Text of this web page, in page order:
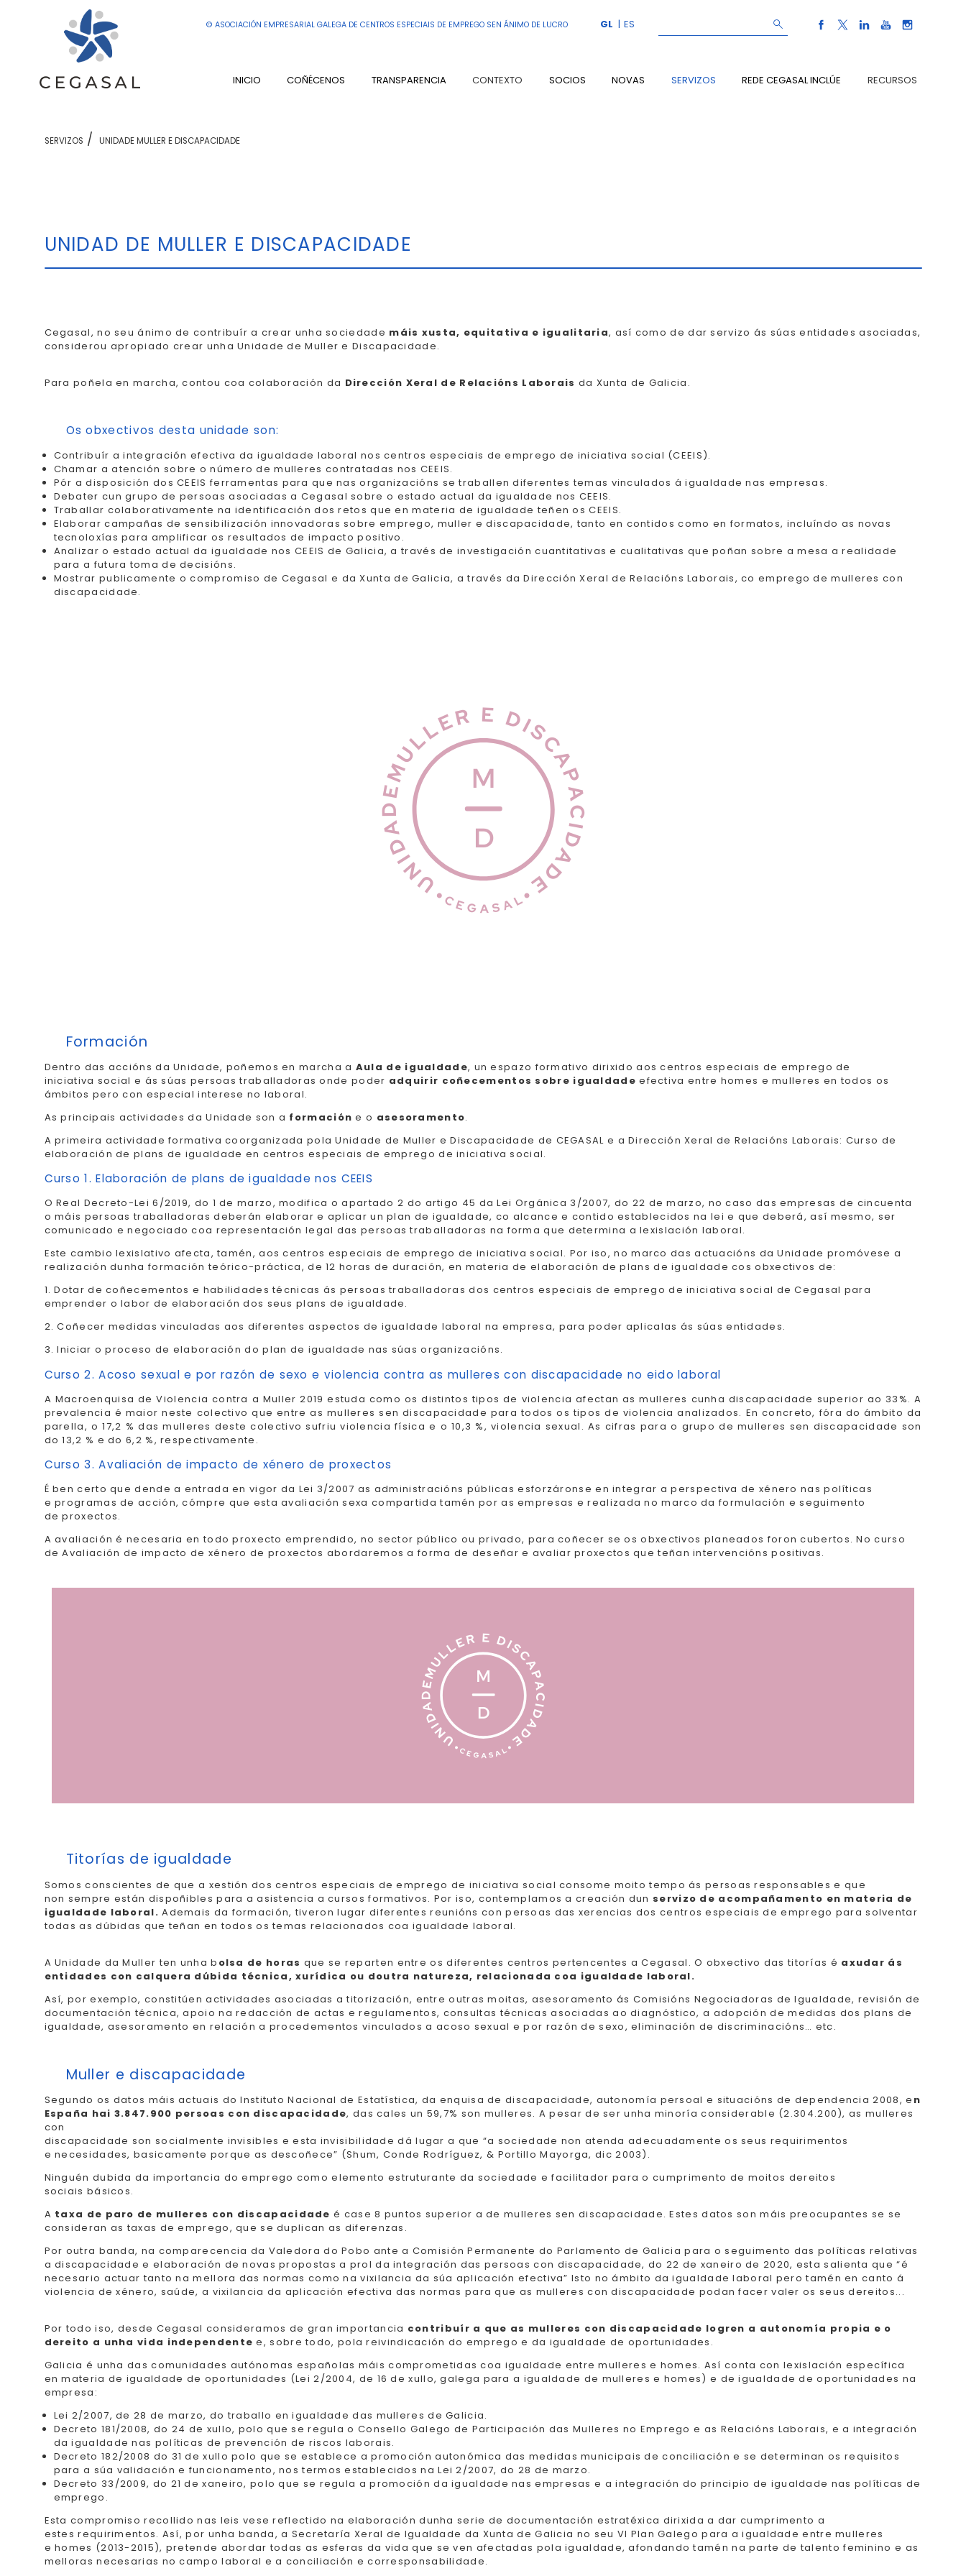
© ASOCIACIÓN EMPRESARIAL GALEGA DE CENTROS ESPECIAIS DE EMPREGO SEN ÁNIMO DE LUCRO GL ES
INICIO COÑÉCENOS TRANSPARENCIA CONTEXTO SOCIOS NOVAS SERVIZOS REDE CEGASAL INCLÚE RECURSOS
SERVIZOS UNIDADE MULLER E DISCAPACIDADE
UNIDAD DE MULLER E DISCAPACIDADE
Cegasal, no seu ánimo de contribuír a crear unha sociedade máis xusta, equitativa e igualitaria, así como de dar servizo ás súas entidades asociadas,
considerou apropiado crear unha Unidade de Muller e Discapacidade.
Para poñela en marcha, contou coa colaboración da Dirección Xeral de Relacións Laborais da Xunta de Galicia.
Os obxectivos desta unidade son:
Contribuír a integración efectiva da igualdade laboral nos centros especiais de emprego de iniciativa social (CEEIS).
Chamar a atención sobre o número de mulleres contratadas nos CEEIS.
Pór a disposición dos CEEIS ferramentas para que nas organizacións se traballen diferentes temas vinculados á igualdade nas empresas.
Debater cun grupo de persoas asociadas a Cegasal sobre o estado actual da igualdade nos CEEIS.
Traballar colaborativamente na identificación dos retos que en materia de igualdade teñen os CEEIS.
Elaborar campañas de sensibilización innovadoras sobre emprego, muller e discapacidade, tanto en contidos como en formatos, incluíndo as novas
tecnoloxías para amplificar os resultados de impacto positivo.
Analizar o estado actual da igualdade nos CEEIS de Galicia, a través de investigación cuantitativas e cualitativas que poñan sobre a mesa a realidade
para a futura toma de decisións.
Mostrar publicamente o compromiso de Cegasal e da Xunta de Galicia, a través da Dirección Xeral de Relacións Laborais, co emprego de mulleres con
discapacidade.
Formación
Dentro das accións da Unidade, poñemos en marcha a Aula de igualdade, un espazo formativo dirixido aos centros especiais de emprego de
iniciativa social e ás súas persoas traballadoras onde poder adquirir coñecementos sobre igualdade efectiva entre homes e mulleres en todos os
ámbitos pero con especial interese no laboral.
As principais actividades da Unidade son a formación e o asesoramento.
A primeira actividade formativa coorganizada pola Unidade de Muller e Discapacidade de CEGASAL e a Dirección Xeral de Relacións Laborais: Curso de
elaboración de plans de igualdade en centros especiais de emprego de iniciativa social.
Curso 1. Elaboración de plans de igualdade nos CEEIS
O Real Decreto-Lei 6/2019, do 1 de marzo, modifica o apartado 2 do artigo 45 da Lei Orgánica 3/2007, do 22 de marzo, no caso das empresas de cincuenta
o máis persoas traballadoras deberán elaborar e aplicar un plan de igualdade, co alcance e contido establecidos na lei e que deberá, así mesmo, ser
comunicado e negociado coa representación legal das persoas traballadoras na forma que determina a lexislación laboral.
Este cambio lexislativo afecta, tamén, aos centros especiais de emprego de iniciativa social. Por iso, no marco das actuacións da Unidade promóvese a
realización dunha formación teórico-práctica, de 12 horas de duración, en materia de elaboración de plans de igualdade cos obxectivos de:
1. Dotar de coñecementos e habilidades técnicas ás persoas traballadoras dos centros especiais de emprego de iniciativa social de Cegasal para
emprender o labor de elaboración dos seus plans de igualdade.
2. Coñecer medidas vinculadas aos diferentes aspectos de igualdade laboral na empresa, para poder aplicalas ás súas entidades.
3. Iniciar o proceso de elaboración do plan de igualdade nas súas organizacións.
Curso 2. Acoso sexual e por razón de sexo e violencia contra as mulleres con discapacidade no eido laboral
A Macroenquisa de Violencia contra a Muller 2019 estuda como os distintos tipos de violencia afectan as mulleres cunha discapacidade superior ao 33%. A
prevalencia é maior neste colectivo que entre as mulleres sen discapacidade para todos os tipos de violencia analizados. En concreto, fóra do ámbito da
parella, o 17,2 % das mulleres deste colectivo sufriu violencia física e o 10,3 %, violencia sexual. As cifras para o grupo de mulleres sen discapacidade son
do 13,2 % e do 6,2 %, respectivamente.
Curso 3. Avaliación de impacto de xénero de proxectos
É ben certo que dende a entrada en vigor da Lei 3/2007 as administracións públicas esforzáronse en integrar a perspectiva de xénero nas políticas
e programas de acción, cómpre que esta avaliación sexa compartida tamén por as empresas e realizada no marco da formulación e seguimento
de proxectos.
A avaliación é necesaria en todo proxecto emprendido, no sector público ou privado, para coñecer se os obxectivos planeados foron cubertos. No curso
de Avaliación de impacto de xénero de proxectos abordaremos a forma de deseñar e avaliar proxectos que teñan intervencións positivas.
Titorías de igualdade
Somos conscientes de que a xestión dos centros especiais de emprego de iniciativa social consome moito tempo ás persoas responsables e que
non sempre están dispoñibles para a asistencia a cursos formativos. Por iso, contemplamos a creación dun servizo de acompañamento en materia de
igualdade laboral.Ademais da formación, tiveron lugar diferentes reunións con persoas das xerencias dos centros especiais de emprego para solventar
todas as dúbidas que teñan en todos os temas relacionados coa igualdade laboral.
A Unidade da Muller ten unha b olsa de horas que se reparten entre os diferentes centros pertencentes a Cegasal. O obxectivo das titorías é axudar ás
entidades con calquera dúbida técnica, xurídica ou doutra natureza, relacionada coa igualdade laboral.
Así, por exemplo, constitúen actividades asociadas a titorización, entre outras moitas, asesoramento ás Comisións Negociadoras de Igualdade, revisión de
documentación técnica, apoio na redacción de actas e regulamentos, consultas técnicas asociadas ao diagnóstico, a adopción de medidas dos plans de
igualdade, asesoramento en relación a procedementos vinculados a acoso sexual e por razón de sexo, eliminación de discriminacións… etc.
Muller e discapacidade
Segundo os datos máis actuais do Instituto Nacional de Estatística, da enquisa de discapacidade, autonomía persoal e situacións de dependencia 2008, e n
España hai 3.847.900 persoas con discapacidade, das cales un 59,7% son mulleres. A pesar de ser unha minoría considerable (2.304.200), as mulleres
con
discapacidade son socialmente invisibles e esta invisibilidade dá lugar a que “a sociedade non atenda adecuadamente os seus requirimentos
e necesidades, basicamente porque as descoñece” (Shum, Conde Rodríguez, & Portillo Mayorga, dic 2003).
Ninguén dubida da importancia do emprego como elemento estruturante da sociedade e facilitador para o cumprimento de moitos dereitos
sociais básicos.
A taxa de paro de mulleres con discapacidade é case 8 puntos superior a de mulleres sen discapacidade. Estes datos son máis preocupantes se se
consideran as taxas de emprego, que se duplican as diferenzas.
Por outra banda, na comparecencia da Valedora do Pobo ante a Comisión Permanente do Parlamento de Galicia para o seguimento das políticas relativas
a discapacidade e elaboración de novas propostas a prol da integración das persoas con discapacidade, do 22 de xaneiro de 2020, esta salienta que “é
necesario actuar tanto na mellora das normas como na vixilancia da súa aplicación efectiva” Isto no ámbito da igualdade laboral pero tamén en canto á
violencia de xénero, saúde, a vixilancia da aplicación efectiva das normas para que as mulleres con discapacidade podan facer valer os seus dereitos...
Por todo iso, desde Cegasal consideramos de gran importancia contribuír a que as mulleres con discapacidade logren a autonomía propia e o
dereito a unha vida independente e, sobre todo, pola reivindicación do emprego e da igualdade de oportunidades.
Galicia é unha das comunidades autónomas españolas máis comprometidas coa igualdade entre mulleres e homes. Así conta con lexislación específica
en materia de igualdade de oportunidades (Lei 2/2004, de 16 de xullo, galega para a igualdade de mulleres e homes) e de igualdade de oportunidades na
empresa:
Lei 2/2007, de 28 de marzo, do traballo en igualdade das mulleres de Galicia.
Decreto 181/2008, do 24 de xullo, polo que se regula o Consello Galego de Participación das Mulleres no Emprego e as Relacións Laborais, e a integración
da igualdade nas políticas de prevención de riscos laborais.
Decreto 182/2008 do 31 de xullo polo que se establece a promoción autonómica das medidas municipais de conciliación e se determinan os requisitos
para a súa validación e funcionamento, nos termos establecidos na Lei 2/2007, do 28 de marzo.
Decreto 33/2009, do 21 de xaneiro, polo que se regula a promoción da igualdade nas empresas e a integración do principio de igualdade nas políticas de
emprego.
Esta compromiso recollido nas leis vese reflectido na elaboración dunha serie de documentación estratéxica dirixida a dar cumprimento a
estes requirimentos. Así, por unha banda, a Secretaría Xeral de Igualdade da Xunta de Galicia no seu VI Plan Galego para a igualdade entre mulleres
e homes (2013-2015), pretende abordar todas as esferas da vida que se ven afectadas pola igualdade, afondando tamén na parte de talento feminino e as
melloras necesarias no campo laboral e a conciliación e corresponsabilidade.